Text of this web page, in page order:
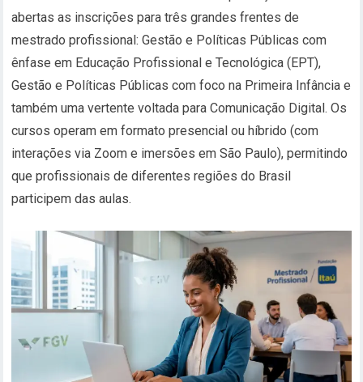
abertas as inscrições para três grandes frentes de
mestrado profissional: Gestão e Políticas Públicas com
ênfase em Educação Profissional e Tecnológica (EPT),
Gestão e Políticas Públicas com foco na Primeira Infância e
também uma vertente voltada para Comunicação Digital. Os
cursos operam em formato presencial ou híbrido (com
interações via Zoom e imersões em São Paulo), permitindo
que profissionais de diferentes regiões do Brasil
participem das aulas.